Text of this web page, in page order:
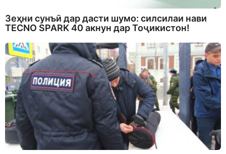
Зеҳни сунъӣ дар дасти шумо: силсилаи нави
TECNO SPARK 40 акнун дар Тоҷикистон!